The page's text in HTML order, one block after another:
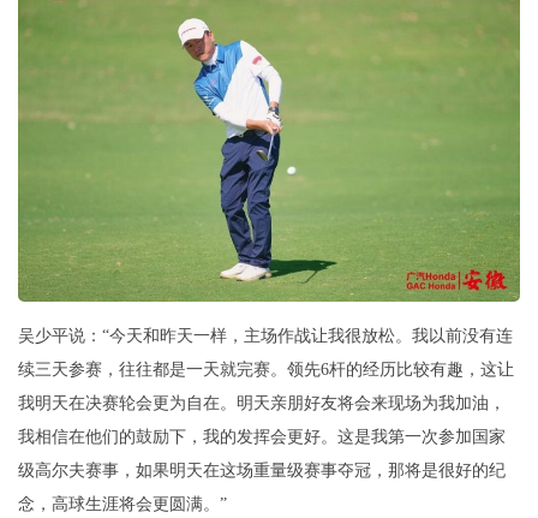
吴少平说：“今天和昨天一样，主场作战让我很放松。我以前没有连
续三天参赛，往往都是一天就完赛。领先6杆的经历比较有趣，这让
我明天在决赛轮会更为自在。明天亲朋好友将会来现场为我加油，
我相信在他们的鼓励下，我的发挥会更好。这是我第一次参加国家
级高尔夫赛事，如果明天在这场重量级赛事夺冠，那将是很好的纪
念，高球生涯将会更圆满。”